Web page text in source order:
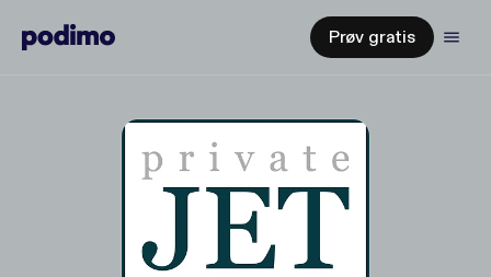
Prøv gratis